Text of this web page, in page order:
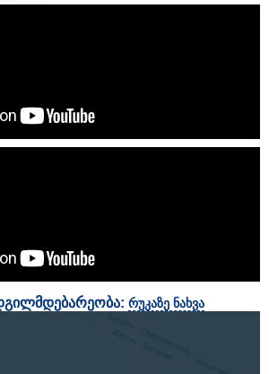
რუკაზე ნახვა